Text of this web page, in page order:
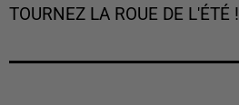
TOURNEZ LA ROUE DE L'ÉTÉ !